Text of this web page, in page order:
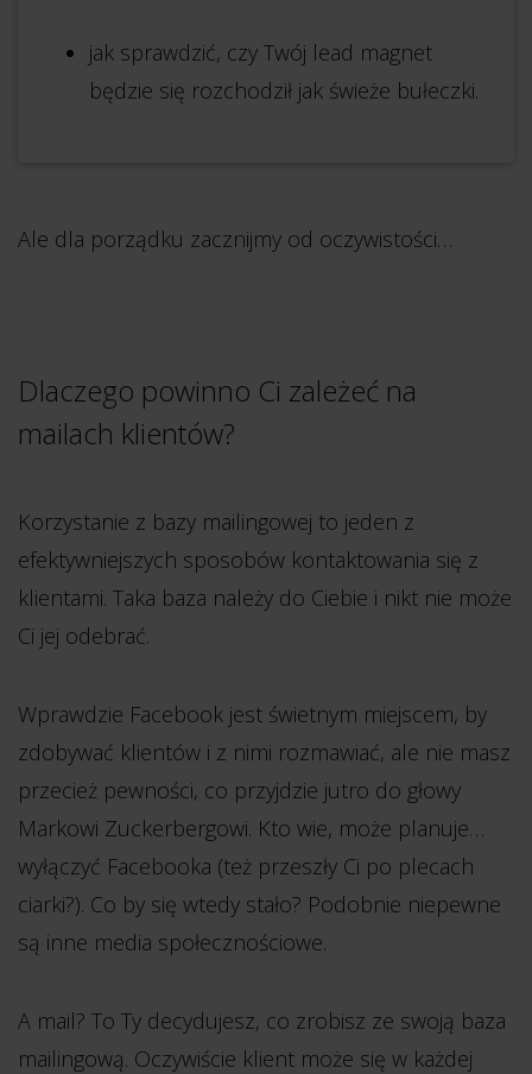
jak sprawdzić, czy Twój lead magnet
będzie się rozchodził jak świeże bułeczki.
Ale dla porządku zacznijmy od oczywistości…
Dlaczego powinno Ci zależeć na
mailach klientów?
Korzystanie z bazy mailingowej to jeden z
efektywniejszych sposobów kontaktowania się z
klientami. Taka baza należy do Ciebie i nikt nie może
Ci jej odebrać.
Wprawdzie Facebook jest świetnym miejscem, by
zdobywać klientów i z nimi rozmawiać, ale nie masz
przecież pewności, co przyjdzie jutro do głowy
Markowi Zuckerbergowi. Kto wie, może planuje…
wyłączyć Facebooka (też przeszły Ci po plecach
ciarki?). Co by się wtedy stało? Podobnie niepewne
są inne media społecznościowe.
A mail? To Ty decydujesz, co zrobisz ze swoją baza
mailingową. Oczywiście klient może się w każdej